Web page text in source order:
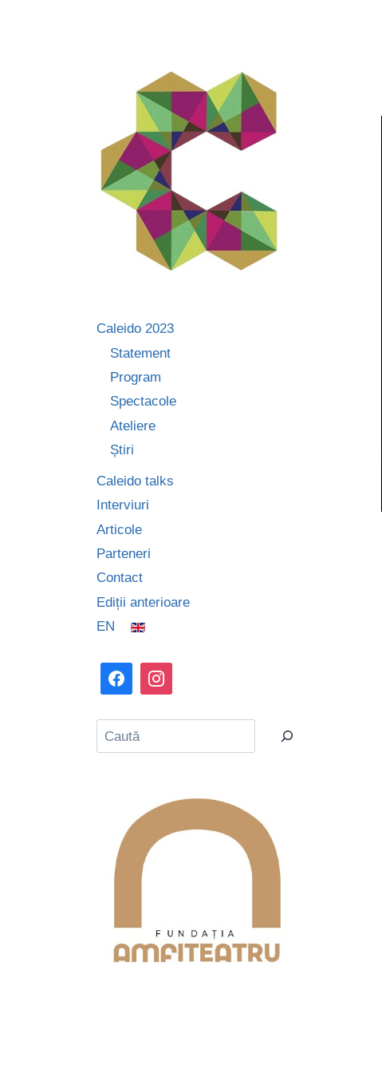
Caleido 2023
Statement
Program
Spectacole
Ateliere
Știri
Caleido talks
Interviuri
Articole
Parteneri
Contact
Ediții anterioare
EN
Caută